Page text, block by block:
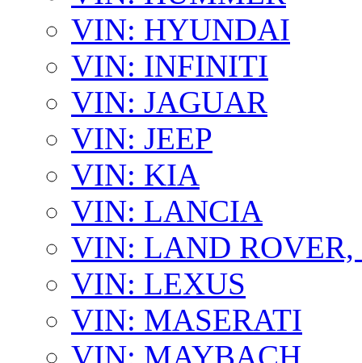
VIN: HYUNDAI
VIN: INFINITI
VIN: JAGUAR
VIN: JEEP
VIN: KIA
VIN: LANCIA
VIN: LAND ROVER,
VIN: LEXUS
VIN: MASERATI
VIN: MAYBACH